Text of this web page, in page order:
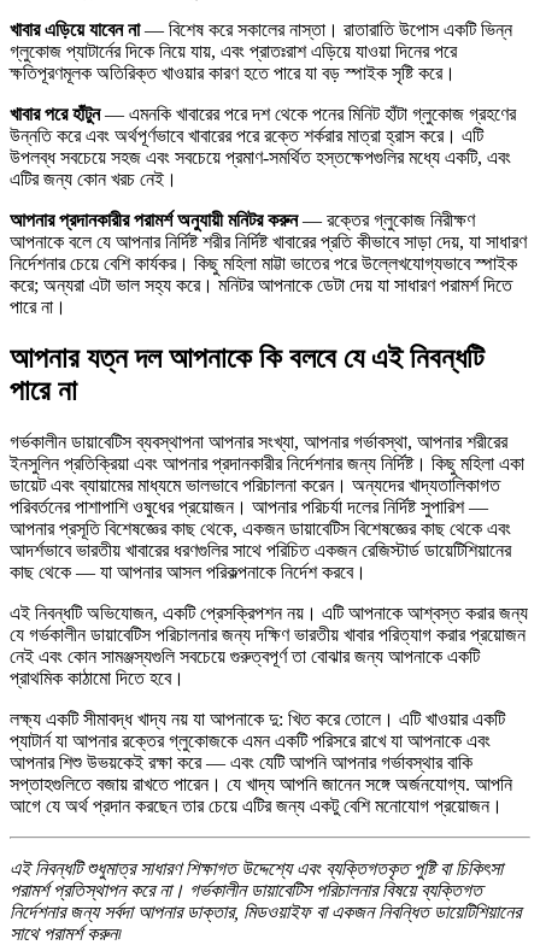
খাবার এড়িয়ে যাবেন না— বিশেষ করে সকালের নাস্তা। রাতারাতি উপোস একটি ভিন্ন
গ্লুকোজ প্যাটার্নের দিকে নিয়ে যায়, এবং প্রাতঃরাশ এড়িয়ে যাওয়া দিনের পরে
ক্ষতিপূরণমূলক অতিরিক্ত খাওয়ার কারণ হতে পারে যা বড় স্পাইক সৃষ্টি করে।
খাবার পরে হাঁটুন— এমনকি খাবারের পরে দশ থেকে পনের মিনিট হাঁটা গ্লুকোজ গ্রহণের
উন্নতি করে এবং অর্থপূর্ণভাবে খাবারের পরে রক্তে শর্করার মাত্রা হ্রাস করে। এটি
উপলব্ধ সবচেয়ে সহজ এবং সবচেয়ে প্রমাণ-সমর্থিত হস্তক্ষেপগুলির মধ্যে একটি, এবং
এটির জন্য কোন খরচ নেই।
আপনার প্রদানকারীর পরামর্শ অনুযায়ী মনিটর করুন— রক্তের গ্লুকোজ নিরীক্ষণ
আপনাকে বলে যে আপনার নির্দিষ্ট শরীর নির্দিষ্ট খাবারের প্রতি কীভাবে সাড়া দেয়, যা সাধারণ
নির্দেশনার চেয়ে বেশি কার্যকর। কিছু মহিলা মাট্টা ভাতের পরে উল্লেখযোগ্যভাবে স্পাইক
করে; অন্যরা এটা ভাল সহ্য করে। মনিটর আপনাকে ডেটা দেয় যা সাধারণ পরামর্শ দিতে
পারে না।
আপনার যত্ন দল আপনাকে কি বলবে যে এই নিবন্ধটি
পারে না
গর্ভকালীন ডায়াবেটিস ব্যবস্থাপনা আপনার সংখ্যা, আপনার গর্ভাবস্থা, আপনার শরীরের
ইনসুলিন প্রতিক্রিয়া এবং আপনার প্রদানকারীর নির্দেশনার জন্য নির্দিষ্ট। কিছু মহিলা একা
ডায়েট এবং ব্যায়ামের মাধ্যমে ভালভাবে পরিচালনা করেন। অন্যদের খাদ্যতালিকাগত
পরিবর্তনের পাশাপাশি ওষুধের প্রয়োজন। আপনার পরিচর্যা দলের নির্দিষ্ট সুপারিশ —
আপনার প্রসূতি বিশেষজ্ঞের কাছ থেকে, একজন ডায়াবেটিস বিশেষজ্ঞের কাছ থেকে এবং
আদর্শভাবে ভারতীয় খাবারের ধরণগুলির সাথে পরিচিত একজন রেজিস্টার্ড ডায়েটিশিয়ানের
কাছ থেকে — যা আপনার আসল পরিকল্পনাকে নির্দেশ করবে।
এই নিবন্ধটি অভিযোজন, একটি প্রেসক্রিপশন নয়। এটি আপনাকে আশ্বস্ত করার জন্য
যে গর্ভকালীন ডায়াবেটিস পরিচালনার জন্য দক্ষিণ ভারতীয় খাবার পরিত্যাগ করার প্রয়োজন
নেই এবং কোন সামঞ্জস্যগুলি সবচেয়ে গুরুত্বপূর্ণ তা বোঝার জন্য আপনাকে একটি
প্রাথমিক কাঠামো দিতে হবে।
লক্ষ্য একটি সীমাবদ্ধ খাদ্য নয় যা আপনাকে দু: খিত করে তোলে। এটি খাওয়ার একটি
প্যাটার্ন যা আপনার রক্তের গ্লুকোজকে এমন একটি পরিসরে রাখে যা আপনাকে এবং
আপনার শিশু উভয়কেই রক্ষা করে — এবং যেটি আপনি আপনার গর্ভাবস্থার বাকি
সপ্তাহগুলিতে বজায় রাখতে পারেন। যে খাদ্য আপনি জানেন সঙ্গে অর্জনযোগ্য. আপনি
আগে যে অর্থ প্রদান করছেন তার চেয়ে এটির জন্য একটু বেশি মনোযোগ প্রয়োজন।
এই নিবন্ধটি শুধুমাত্র সাধারণ শিক্ষাগত উদ্দেশ্যে এবং ব্যক্তিগতকৃত পুষ্টি বা চিকিৎসা
পরামর্শ প্রতিস্থাপন করে না। গর্ভকালীন ডায়াবেটিস পরিচালনার বিষয়ে ব্যক্তিগত
নির্দেশনার জন্য সর্বদা আপনার ডাক্তার, মিডওয়াইফ বা একজন নিবন্ধিত ডায়েটিশিয়ানের
সাথে পরামর্শ করুন৷